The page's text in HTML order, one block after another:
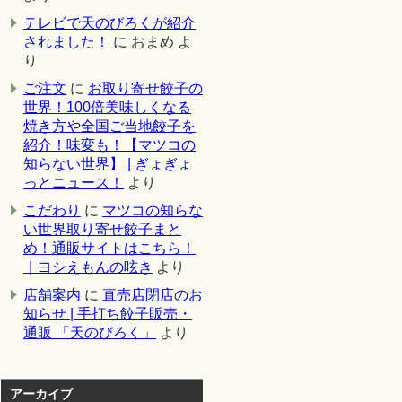
テレビで天のびろくが紹介
されました！
に おまめ よ
り
ご注文 に お取り寄せ餃子の
世界！100倍美味しくなる
焼き方や全国ご当地餃子を
紹介！味変も！【マツコの
知らない世界】 | ぎょぎょ
っとニュース！
より
こだわり に マツコの知らな
い世界取り寄せ餃子まと
め！通販サイトはこちら！
｜ヨシえもんの呟き より
店舗案内 に 直売店閉店のお
知らせ | 手打ち餃子販売・
通販 「天のびろく」
より
アーカイブ